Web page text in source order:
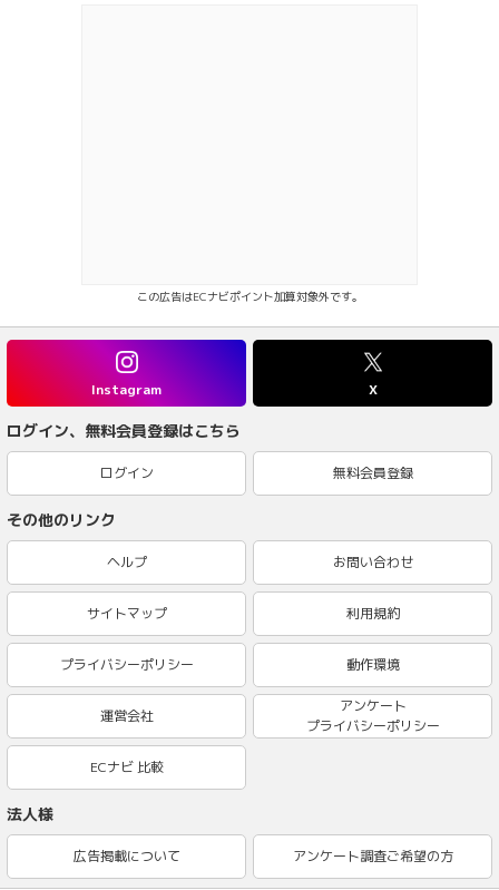
この広告はECナビポイント加算対象外です。
Instagram X
ログイン、無料会員登録はこちら
ログイン 無料会員登録
その他のリンク
ヘルプ お問い合わせ
サイトマップ 利用規約
プライバシーポリシー 動作環境
運営会社
アンケート
プライバシーポリシー
ECナビ 比較
法人様
広告掲載について アンケート調査ご希望の方